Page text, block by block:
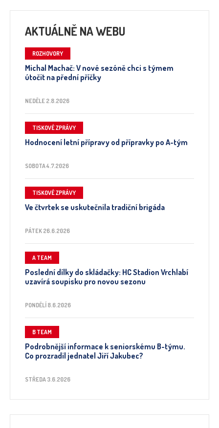
AKTUÁLNĚ NA WEBU
ROZHOVORY
Michal Machač: V nové sezóně chci s týmem
útočit na přední příčky
NEDĚLE 2.8.2026
TISKOVÉ ZPRÁVY
Hodnocení letní přípravy od přípravky po A-tým
SOBOTA 4.7.2026
TISKOVÉ ZPRÁVY
Ve čtvrtek se uskutečnila tradiční brigáda
PÁTEK 26.6.2026
A TEAM
Poslední dílky do skládačky: HC Stadion Vrchlabí
uzavírá soupisku pro novou sezonu
PONDĚLÍ 8.6.2026
B TEAM
Podrobnější informace k seniorskému B-týmu.
Co prozradil jednatel Jiří Jakubec?
STŘEDA 3.6.2026